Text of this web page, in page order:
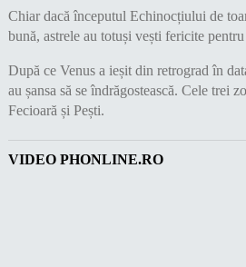
Chiar dacă începutul Echinocțiului de
bună, astrele au totuși vești fericite
După ce Venus a ieșit din retrograd în
au șansa să se îndrăgostească. Cele trei
Fecioară și Pești.
VIDEO PHONLINE.RO